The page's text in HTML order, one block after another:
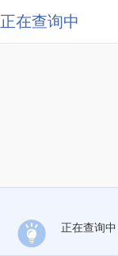
正在查询中
正在查询